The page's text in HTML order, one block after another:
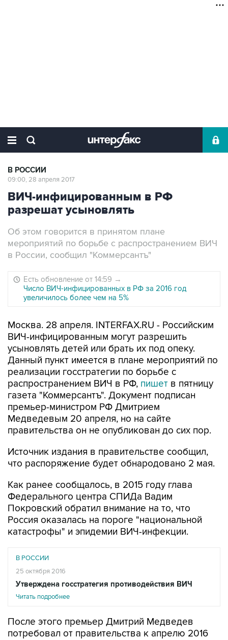
В РОССИИ
09:00, 28 апреля 2017
ВИЧ-инфицированным в РФ
разрешат усыновлять
Об этом говорится в принятом плане
мероприятий по борьбе с распространением ВИЧ
в России, сообщил "Коммерсантъ"
Есть обновление от 14:59 →
Число ВИЧ-инфицированных в РФ за 2016 год
увеличилось более чем на 5%
Москва. 28 апреля. INTERFAX.RU - Российским
ВИЧ-инфицированным могут разрешить
усыновлять детей или брать их под опеку.
Данный пункт имеется в плане мероприятий по
реализации госстратегии по борьбе с
распространением ВИЧ в РФ, пишет в пятницу
газета "Коммерсантъ". Документ подписан
премьер-министром РФ Дмитрием
Медведевым 20 апреля, но на сайте
правительства он не опубликован до сих пор.
Источник издания в правительстве сообщил,
что распоряжение будет обнародовано 2 мая.
Как ранее сообщалось, в 2015 году глава
Федерального центра СПИДа Вадим
Покровский обратил внимание на то, что
Россия оказалась на пороге "национальной
катастрофы" и эпидемии ВИЧ-инфекции.
В РОССИИ
25 октября 2016
Утверждена госстратегия противодействия ВИЧ
Читать подробнее
После этого премьер Дмитрий Медведев
потребовал от правительства к апрелю 2016